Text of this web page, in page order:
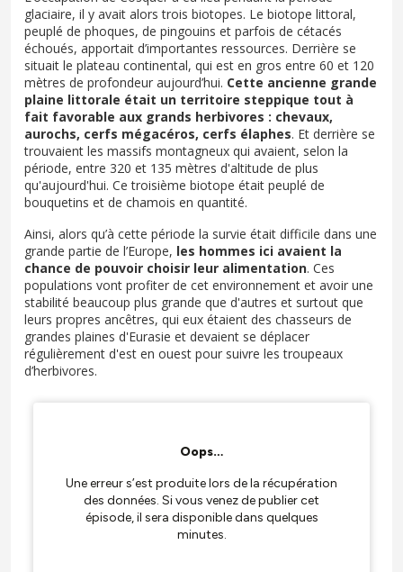
glaciaire, il y avait alors trois biotopes. Le biotope littoral,
peuplé de phoques, de pingouins et parfois de cétacés
échoués, apportait d’importantes ressources. Derrière se
situait le plateau continental, qui est en gros entre 60 et 120
mètres de profondeur aujourd’hui. Cette ancienne grande
plaine littorale était un territoire steppique tout à
fait favorable aux grands herbivores : chevaux,
aurochs, cerfs mégacéros, cerfs élaphes. Et derrière se
trouvaient les massifs montagneux qui avaient, selon la
période, entre 320 et 135 mètres d'altitude de plus
qu'aujourd'hui. Ce troisième biotope était peuplé de
bouquetins et de chamois en quantité.
Ainsi, alors qu’à cette période la survie était difficile dans une
grande partie de l’Europe, les hommes ici avaient la
chance de pouvoir choisir leur alimentation. Ces
populations vont profiter de cet environnement et avoir une
stabilité beaucoup plus grande que d'autres et surtout que
leurs propres ancêtres, qui eux étaient des chasseurs de
grandes plaines d'Eurasie et devaient se déplacer
régulièrement d'est en ouest pour suivre les troupeaux
d’herbivores.